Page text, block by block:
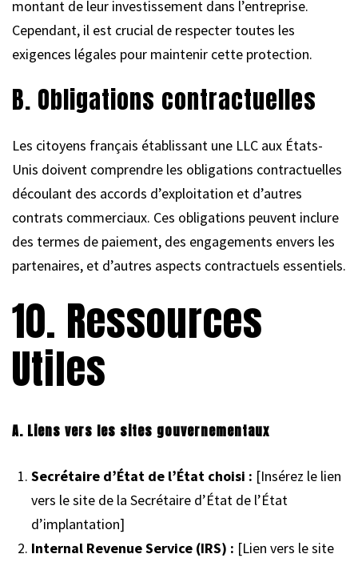
montant de leur investissement dans l’entreprise.
Cependant, il est crucial de respecter toutes les
exigences légales pour maintenir cette protection.
B. Obligations contractuelles
Les citoyens français établissant une LLC aux États-
Unis doivent comprendre les obligations contractuelles
découlant des accords d’exploitation et d’autres
contrats commerciaux. Ces obligations peuvent inclure
des termes de paiement, des engagements envers les
partenaires, et d’autres aspects contractuels essentiels.
10. Ressources
Utiles
A. Liens vers les sites gouvernementaux
Secrétaire d’État de l’État choisi : [Insérez le lien
vers le site de la Secrétaire d’État de l’État
d’implantation]
Internal Revenue Service (IRS) : [Lien vers le site